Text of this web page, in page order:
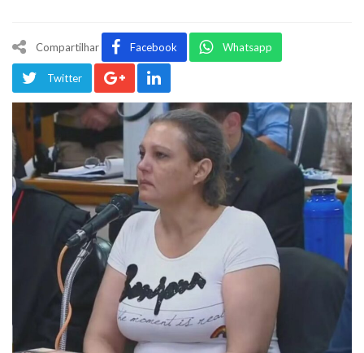
Compartilhar Facebook Whatsapp
Twitter